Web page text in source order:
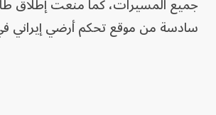
سادسة من موقع تحكم أرضي إيراني